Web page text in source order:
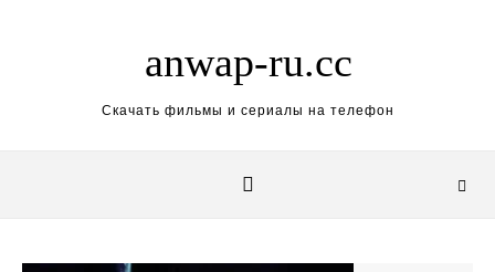
anwap-ru.cc
Скачать фильмы и сериалы на телефон